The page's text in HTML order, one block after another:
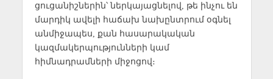
ցուցանիշներին՝ ներկայացնելով, թե ինչու են
մարդիկ ավելի հաճախ նախընտրում օգնել
անմիջապես, քան հասարակական
կազմակերպությունների կամ
հիմնադրամների միջոցով։